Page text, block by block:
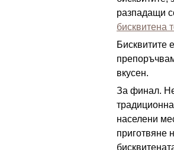
разпадащи
бисквитена
Бисквитите
вкусен.
За финал.
населени
приготвяне